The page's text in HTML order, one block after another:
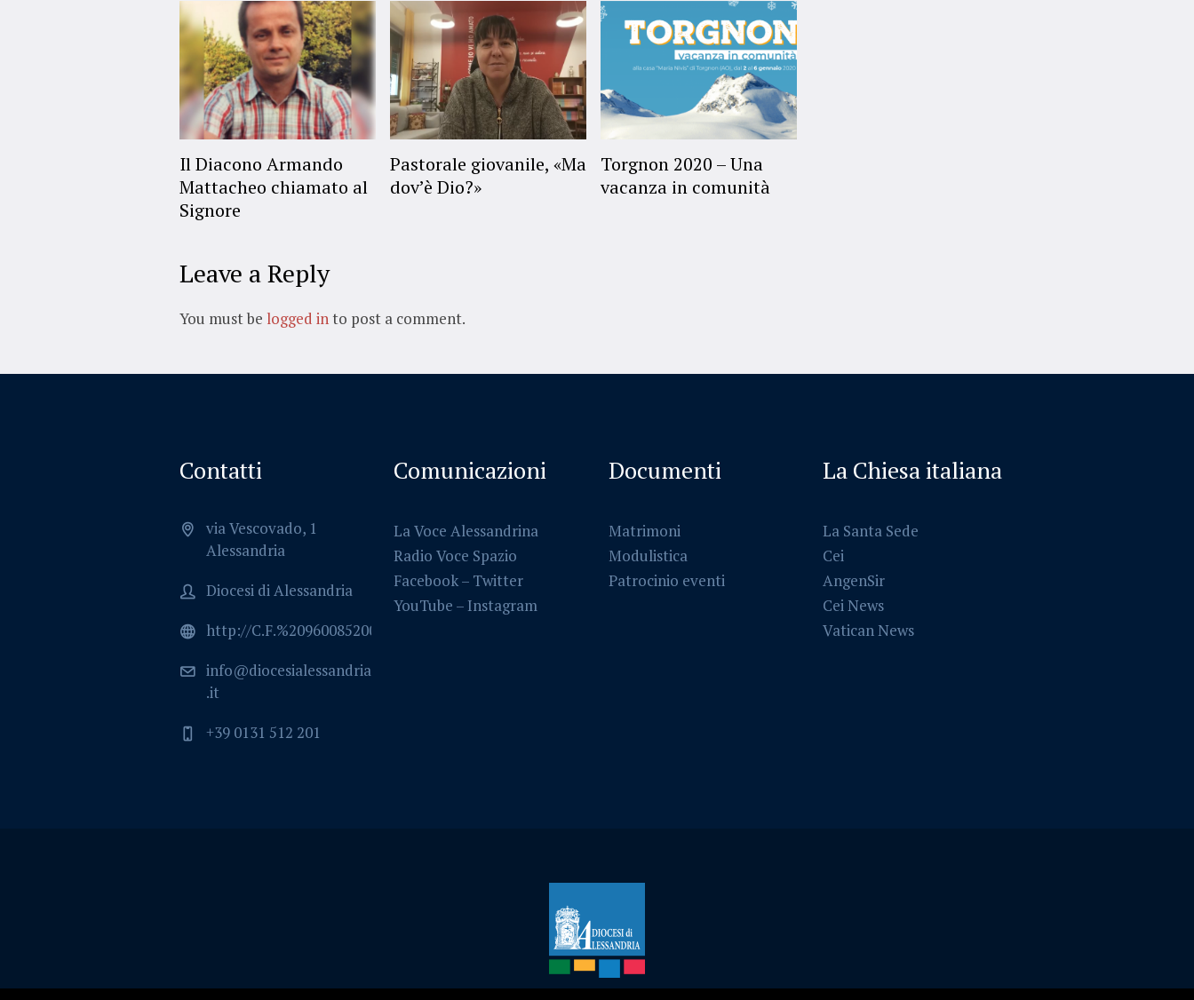
Il Diacono Armando
Mattacheo chiamato al
Signore
Pastorale giovanile, «Ma
dov’è Dio?»
Torgnon 2020 – Una
vacanza in comunità
Leave a Reply
You must be logged into post a comment.
Contatti
via Vescovado, 1
Alessandria
Diocesi di Alessandria
http://C.F.%2096008520064
info@diocesialessandria
.it
+39 0131 512 201
Comunicazioni
La Voce Alessandrina
Radio Voce Spazio
Facebook– Twitter
YouTube – Instagram
Documenti
Matrimoni
Modulistica
Patrocinio eventi
La Chiesa italiana
La Santa Sede
Cei
AngenSir
Cei News
Vatican News